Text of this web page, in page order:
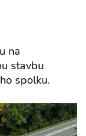
na
stavbu
spolku.